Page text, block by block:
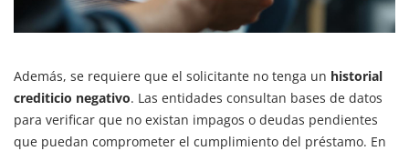
Además, se requiere que el solicitante no tenga un historial
crediticio negativo. Las entidades consultan bases de datos
para verificar que no existan impagos o deudas pendientes
que puedan comprometer el cumplimiento del préstamo. En